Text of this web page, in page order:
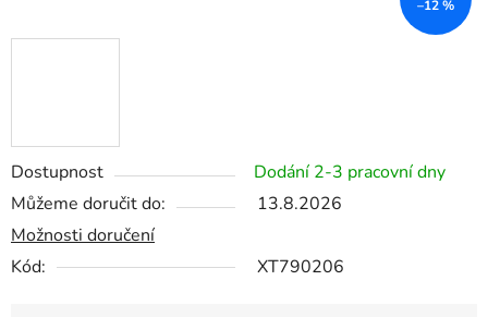
Dostupnost
Dodání 2-3 pracovní dny
Můžeme doručit do:
13.8.2026
Možnosti doručení
Kód:
XT790206
–12 %